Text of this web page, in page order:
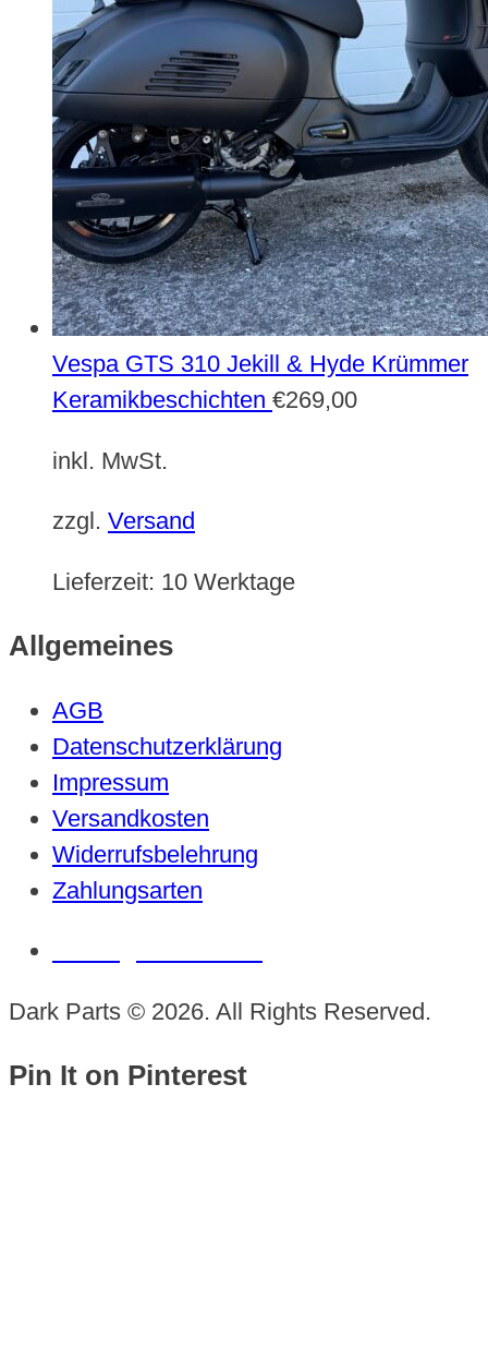
Vespa GTS 310 Jekill & Hyde Krümmer
Keramikbeschichten €269,00
inkl. MwSt.
zzgl. Versand
Lieferzeit: 10 Werktage
Allgemeines
AGB
Datenschutzerklärung
Impressum
Versandkosten
Widerrufsbelehrung
Zahlungsarten
Dark Parts © 2026. All Rights Reserved.
Pin It on Pinterest